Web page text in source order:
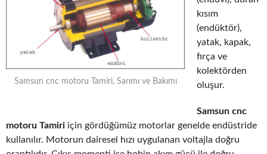
Samsun cnc motoru Tamiri, Sarımı ve Bakımı
kısım
(endüktör),
yatak, kapak,
fırça ve
kolektörden
oluşur.
Samsun cnc
motoru Tamiri için gördüğümüz motorlar genelde endüstride
kullanılır. Motorun dairesel hızı uygulanan voltajla doğru